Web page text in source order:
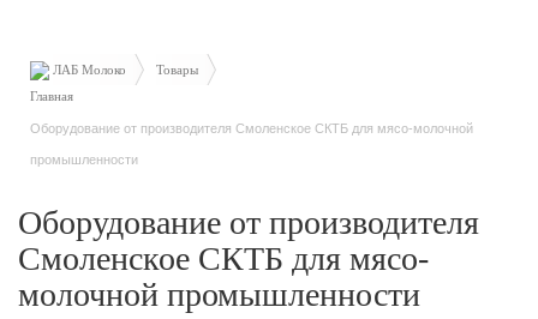
ЛАБ Молоко Товары
Оборудование от производителя Смоленское СКТБ для мясо-молочной
промышленности
Оборудование от производителя
Смоленское СКТБ для мясо-
молочной промышленности